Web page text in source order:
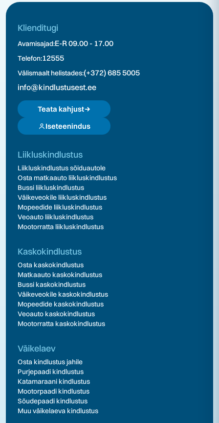
Klienditugi
Avamisajad:E-R 09.00 - 17.00
Telefon:12555
Välismaalt helistades:(+372) 685 5005
info@kindlustusest.ee
Teata kahjust
Iseteenindus
Liikluskindlustus
Liikluskindlustus sõiduautole
Osta matkaauto liikluskindlustus
Bussi liikluskindlustus
Väikeveokile liikluskindlustus
Mopeedide liikluskindlustus
Veoauto liikluskindlustus
Mootorratta liikluskindlustus
Kaskokindlustus
Osta kaskokindlustus
Matkaauto kaskokindlustus
Bussi kaskokindlustus
Väikeveokile kaskokindlustus
Mopeedide kaskokindlustus
Veoauto kaskokindlustus
Mootorratta kaskokindlustus
Väikelaev
Osta kindlustus jahile
Purjepaadi kindlustus
Katamaraani kindlustus
Mootorpaadi kindlustus
Sõudepaadi kindlustus
Muu väikelaeva kindlustus